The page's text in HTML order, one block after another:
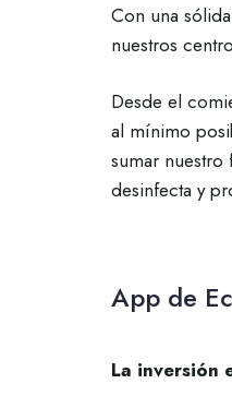
Con una
nuestros
Desde el
al mínimo
sumar
desinfecta y
App de
La inversión